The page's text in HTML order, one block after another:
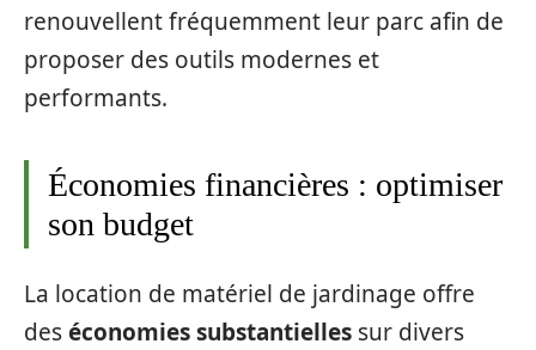
renouvellent fréquemment leur parc afin de
proposer des outils modernes et
performants.
Économies financières : optimiser
son budget
La location de matériel de jardinage offre
deséconomies substantielles sur divers